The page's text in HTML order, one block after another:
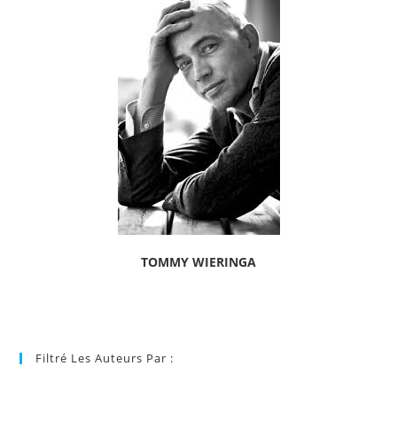
TOMMY WIERINGA
Filtré Les Auteurs Par :